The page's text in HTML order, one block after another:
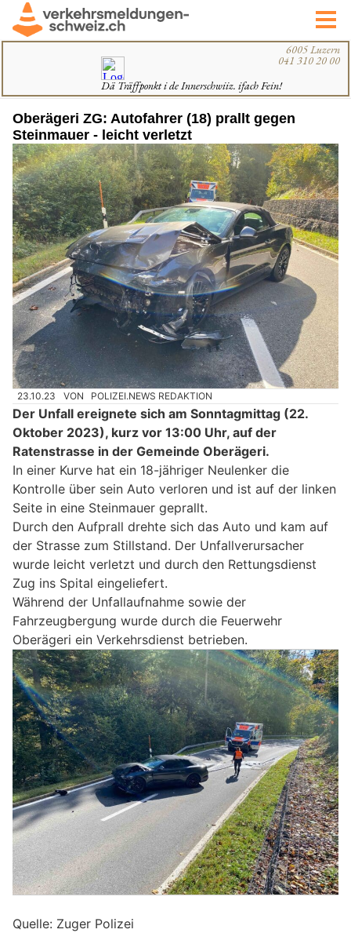
Oberägeri ZG: Autofahrer (18) prallt gegen
Steinmauer - leicht verletzt
23.10.23 VON POLIZEI.NEWS REDAKTION
Der Unfall ereignete sich am Sonntagmittag (22.
Oktober 2023), kurz vor 13:00 Uhr, auf der
Ratenstrasse in der Gemeinde Oberägeri.
In einer Kurve hat ein 18-jähriger Neulenker die
Kontrolle über sein Auto verloren und ist auf der linken
Seite in eine Steinmauer geprallt.
Durch den Aufprall drehte sich das Auto und kam auf
der Strasse zum Stillstand. Der Unfallverursacher
wurde leicht verletzt und durch den Rettungsdienst
Zug ins Spital eingeliefert.
Während der Unfallaufnahme sowie der
Fahrzeugbergung wurde durch die Feuerwehr
Oberägeri ein Verkehrsdienst betrieben.
Quelle: Zuger Polizei